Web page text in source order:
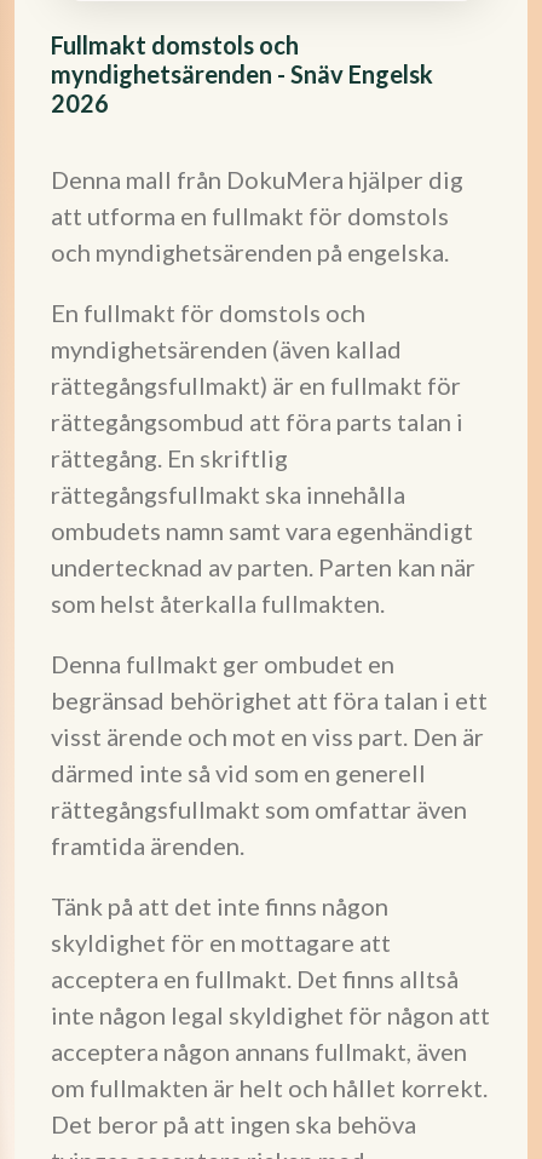
Fullmakt domstols och
myndighetsärenden - Snäv Engelsk
2026
Denna mall från DokuMera hjälper dig
att utforma en fullmakt för domstols
och myndighetsärenden på engelska.
En fullmakt för domstols och
myndighetsärenden (även kallad
rättegångsfullmakt) är en fullmakt för
rättegångsombud att föra parts talan i
rättegång. En skriftlig
rättegångsfullmakt ska innehålla
ombudets namn samt vara egenhändigt
undertecknad av parten. Parten kan när
som helst återkalla fullmakten.
Denna fullmakt ger ombudet en
begränsad behörighet att föra talan i ett
visst ärende och mot en viss part. Den är
därmed inte så vid som en generell
rättegångsfullmakt som omfattar även
framtida ärenden.
Tänk på att det inte finns någon
skyldighet för en mottagare att
acceptera en fullmakt. Det finns alltså
inte någon legal skyldighet för någon att
acceptera någon annans fullmakt, även
om fullmakten är helt och hållet korrekt.
Det beror på att ingen ska behöva